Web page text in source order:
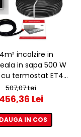
incalzire in
in sapa 500 W
termostat ET44
WIFI
507,07 Lei
456,36 Lei
IN COS